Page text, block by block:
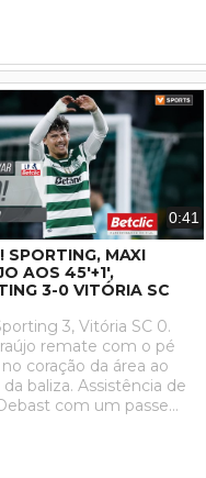
0:41
SPORTING, MAXI
AOS 45'+1',
3-0 VITÓRIA SC
3, Vitória SC 0.
remate com o pé
coração da área ao
baliza. Assistência de
com um passe